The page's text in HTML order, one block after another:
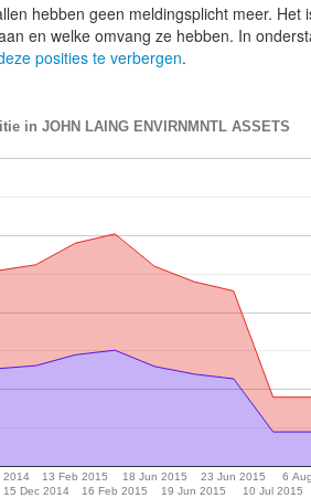
hebben geen meldingsplicht meer. Het
en welke omvang ze hebben. In
posities te verbergen.
in JOHN LAING ENVIRNMNTL ASSETS
2014
15 Dec 2014
13 Feb 2015
16 Feb 2015
18 Jun 2015
19 Jun 2015
23 Jun 2015
10 Jul 2015
6